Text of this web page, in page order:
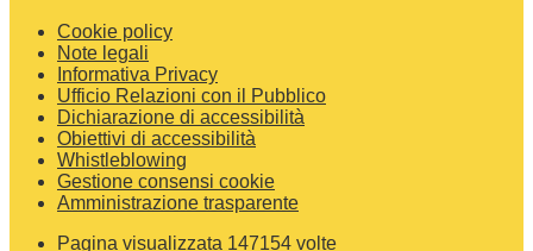
Cookie policy
Note legali
Informativa Privacy
Ufficio Relazioni con il Pubblico
Dichiarazione di accessibilità
Obiettivi di accessibilità
Whistleblowing
Gestione consensi cookie
Amministrazione trasparente
Pagina visualizzata 147154 volte